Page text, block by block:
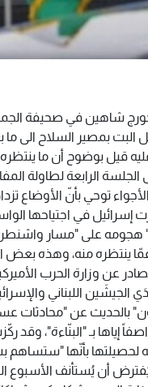
شاهين في صحيفة
البت بمصير السلاح الى ما
قيل بوضوح أن ما
الرابعة لطاولة
توحي بأنّ الأوضاع
إسرائيل في اجتياحها
هجومه على "مسار
ينتظره منه، وهذه بعض
عن وزارة الحرب
الجيشَين اللبناني
بالحديث عن "محادثات
إياها بـ "البنّاءة"،
لحصيلتها بأنّها
يُفترض أن يُستأنف الأسبوع